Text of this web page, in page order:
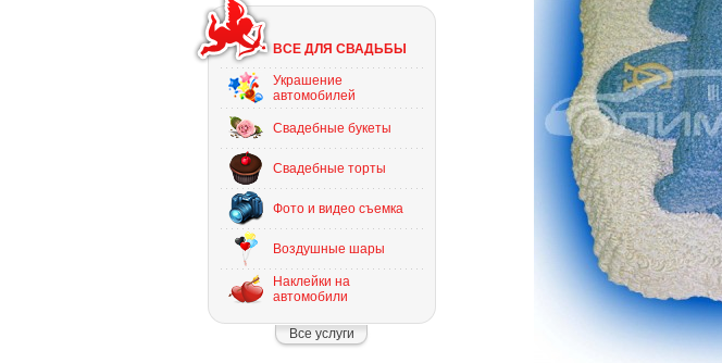
ВСЕ ДЛЯ СВАДЬБЫ
Украшение
автомобилей
Свадебные букеты
Свадебные торты
Фото и видео съемка
Воздушные шары
Наклейки на
автомобили
Все услуги